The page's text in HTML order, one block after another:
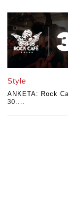
Style
ANKETA: Rock
30....